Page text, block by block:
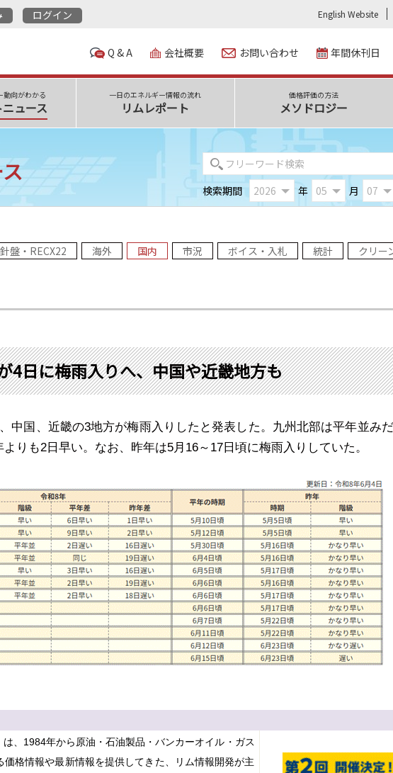
ログイン English Website
Q & A 会社概要 お問い合わせ 年間休刊日
動向がわかる
ュース
一日のエネルギー情報の流れ
リムレポート
価格評価の方法
メソドロジー
検索期間 年 月
盤・RECX22 海外 国内 市況 ボイス・入札 統計 クリー
4日に梅雨入りへ、中国や近畿地方も
中国、近畿の3地方が梅雨入りしたと発表した。九州北部は平年並み
よりも2日早い。なお、昨年は5月 16～ 17日頃に梅雨入りしていた。
、 1984年から原油・石油製品・バンカーオイル・ガス
格情報や最新情報を提供してきた、リム情報開発が主